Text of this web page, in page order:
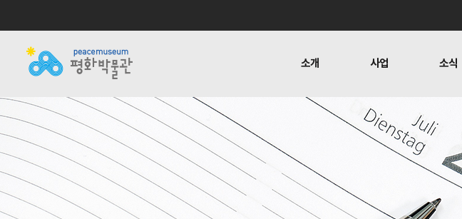
소개
평화박물관
소개 함께하는 사람들 오시는 길
사업
사업안내
전시 반헌법행위자열전편찬
소식
소식
공지사항 언론보도 뉴스레터
자료실
자료실
후원안내
후원하기 1:1질문
관련사이트
기타링크
소개
소개
걸어온 길
함께하는 사람들
오시는 길
사업
교육 · 연구
반헌법행위자열전편찬
캠페인
소식
공지사항